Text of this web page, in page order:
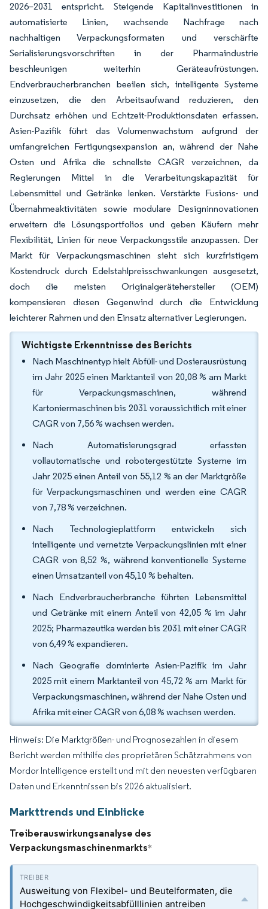
2026–2031 entspricht. Steigende Kapitalinvestitionen in
automatisierte Linien, wachsende Nachfrage nach
nachhaltigen Verpackungsformaten und verschärfte
Serialisierungsvorschriften in der Pharmaindustrie
beschleunigen weiterhin Geräteaufrüstungen.
Endverbraucherbranchen beeilen sich, intelligente Systeme
einzusetzen, die den Arbeitsaufwand reduzieren, den
Durchsatz erhöhen und Echtzeit-Produktionsdaten erfassen.
Asien-Pazifik führt das Volumenwachstum aufgrund der
umfangreichen Fertigungsexpansion an, während der Nahe
Osten und Afrika die schnellste CAGR verzeichnen, da
Regierungen Mittel in die Verarbeitungskapazität für
Lebensmittel und Getränke lenken. Verstärkte Fusions- und
Übernahmeaktivitäten sowie modulare Designinnovationen
erweitern die Lösungsportfolios und geben Käufern mehr
Flexibilität, Linien für neue Verpackungsstile anzupassen. Der
Markt für Verpackungsmaschinen sieht sich kurzfristigem
Kostendruck durch Edelstahlpreisschwankungen ausgesetzt,
doch die meisten Originalgerätehersteller (OEM)
kompensieren diesen Gegenwind durch die Entwicklung
leichterer Rahmen und den Einsatz alternativer Legierungen.
Wichtigste Erkenntnisse des Berichts
Nach Maschinentyp hielt Abfüll- und Dosierausrüstung
im Jahr 2025 einen Marktanteil von 20,08 % am Markt
für Verpackungsmaschinen, während
Kartoniermaschinen bis 2031 voraussichtlich mit einer
CAGR von 7,56 % wachsen werden.
Nach Automatisierungsgrad erfassten
vollautomatische und robotergestützte Systeme im
Jahr 2025 einen Anteil von 55,12 % an der Marktgröße
für Verpackungsmaschinen und werden eine CAGR
von 7,78 % verzeichnen.
Nach Technologieplattform entwickeln sich
intelligente und vernetzte Verpackungslinien mit einer
CAGR von 8,52 %, während konventionelle Systeme
einen Umsatzanteil von 45,10 % behalten.
Nach Endverbraucherbranche führten Lebensmittel
und Getränke mit einem Anteil von 42,05 % im Jahr
2025; Pharmazeutika werden bis 2031 mit einer CAGR
von 6,49 % expandieren.
Nach Geografie dominierte Asien-Pazifik im Jahr
2025 mit einem Marktanteil von 45,72 % am Markt für
Verpackungsmaschinen, während der Nahe Osten und
Afrika mit einer CAGR von 6,08 % wachsen werden.
Hinweis: Die Marktgrößen- und Prognosezahlen in diesem
Bericht werden mithilfe des proprietären Schätzrahmens von
Mordor Intelligence erstellt und mit den neuesten verfügbaren
Daten und Erkenntnissen bis 2026 aktualisiert.
Markttrends und Einblicke
Treiberauswirkungsanalyse des
Verpackungsmaschinenmarkts*
Ausweitung von Flexibel- und Beutelformaten, die
Hochgeschwindigkeitsabfülllinien antreiben